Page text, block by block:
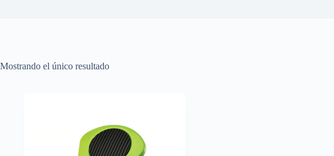
Mostrando el único resultado